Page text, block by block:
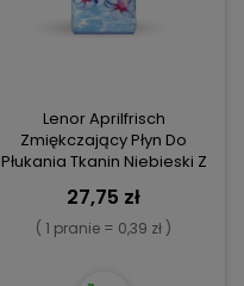
Lenor Aprilfrisch
Zmiękczający Płyn Do
Płukania Tkanin Niebieski Z
27,75 zł
( 1 pranie = 0,39 zł )